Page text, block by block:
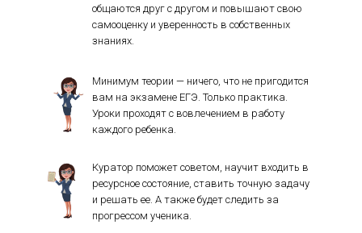
общаются друг с другом и повышают свою
самооценку и уверенность в собственных
знаниях.
Минимум теории — ничего, что не пригодится
вам на экзамене ЕГЭ. Только практика.
Уроки проходят с вовлечением в работу
каждого ребенка.
Куратор поможет советом, научит входить в
ресурсное состояние, ставить точную задачу
и решать ее. А также будет следить за
прогрессом ученика.